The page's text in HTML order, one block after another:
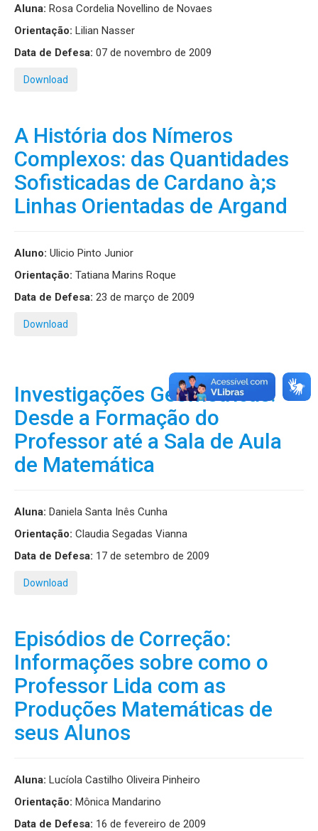
Aluna: Rosa Cordelia Novellino de Novaes
Orientação: Lilian Nasser
Data de Defesa: 07 de novembro de 2009
Download
A História dos Nímeros
Complexos: das Quantidades
Sofisticadas de Cardano à;s
Linhas Orientadas de Argand
Aluno: Ulicio Pinto Junior
Orientação: Tatiana Marins Roque
Data de Defesa: 23 de março de 2009
Download
Investigações Geométricas:
Desde a Formação do
Professor até a Sala de Aula
de Matemática
Aluna: Daniela Santa Inês Cunha
Orientação: Claudia Segadas Vianna
Data de Defesa: 17 de setembro de 2009
Download
Episódios de Correção:
Informações sobre como o
Professor Lida com as
Produções Matemáticas de
seus Alunos
Aluna: Lucíola Castilho Oliveira Pinheiro
Orientação: Mônica Mandarino
Data de Defesa: 16 de fevereiro de 2009